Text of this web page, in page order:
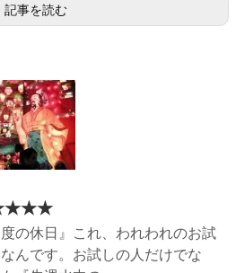
記事を読む
★★★★
の休日』これ、われわれのお試
んです。お試しの人だけでな